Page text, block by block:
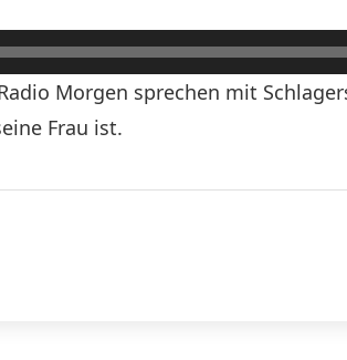
Morgen sprechen mit
Frau ist.